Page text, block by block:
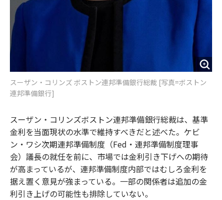
スーザン・コリンズ ボストン連邦準備銀行総裁 [写真=ボストン
連邦準備銀行]
スーザン・コリンズボストン連邦準備銀行総裁は、基準
金利を当面現状の水準で維持すべきだと述べた。ケビ
ン・ワシ次期連邦準備制度（Fed・連邦準備制度理事
会）議長の就任を前に、市場では金利引き下げへの期待
が高まっているが、連邦準備制度内部ではむしろ金利を
据え置く意見が強まっている。一部の関係者は追加の金
利引き上げの可能性も排除していない。